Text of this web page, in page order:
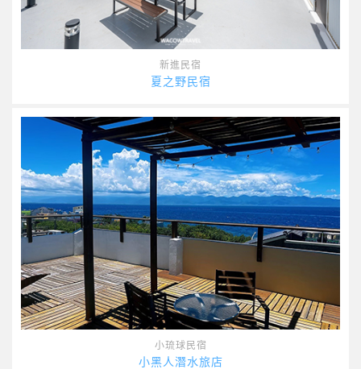
新進民宿
夏之野民宿
小琉球民宿
小黑人潛水旅店